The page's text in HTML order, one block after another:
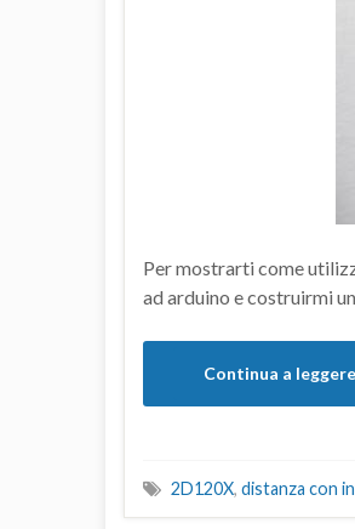
Per mostrarti come
ad arduino e costruirmi
Continua a leggere
2D120X, distanza con